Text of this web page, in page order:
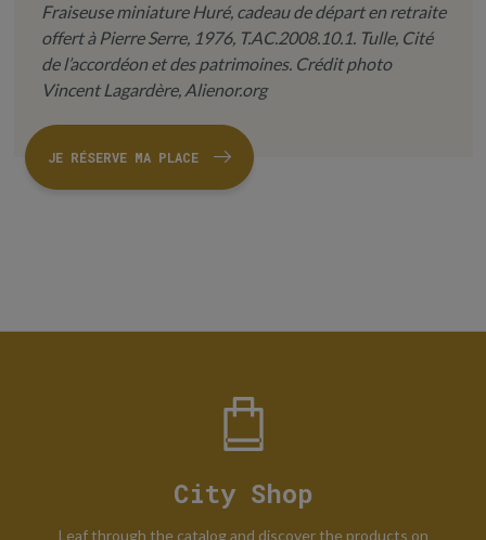
Fraiseuse miniature Huré, cadeau de départ en retraite
offert à Pierre Serre, 1976, T.AC.2008.10.1. Tulle, Cité
de l’accordéon et des patrimoines. Crédit photo
Vincent Lagardère, Alienor.org
JE RÉSERVE MA PLACE
City Shop
Leaf through the catalog and discover the products on